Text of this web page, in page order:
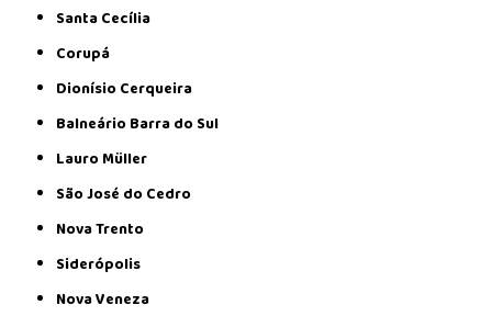
Santa Cecília
Corupá
Dionísio Cerqueira
Balneário Barra do Sul
Lauro Müller
São José do Cedro
Nova Trento
Siderópolis
Nova Veneza